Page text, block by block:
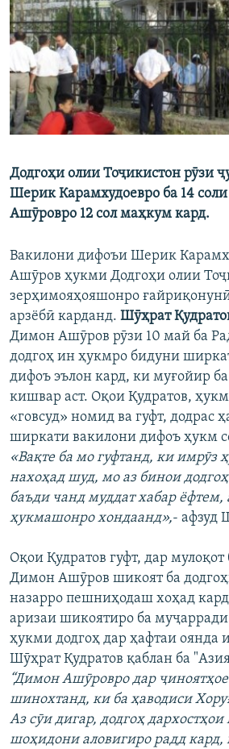
ГУЗОРИШҲОИ РАДИОӢ
Русский
ПАЙГИРӢ КУНЕД
Ҳамаи сомонаҳои RFE/RL
Додгоҳи олии Тоҷикистон рӯзи
Шерик Карамхудоевро ба 14
Ашӯровро 12 сол маҳкум кард.
Вакилони дифоъи Шерик
Ашӯров ҳукми Додгоҳи олии
зерҳимояҳояшонро
арзёбӣ карданд. Шӯҳрат
Димон Ашӯров рӯзи 10 май ба
додгоҳ ин ҳукмро бидуни
дифоъ эълон кард, ки муғойир
кишвар аст. Оқои Қудратов,
«говсуд» номид ва гуфт, додрас
ширкати вакилони дифоъ ҳукм
«Вақте ба мо гуфтанд, ки имрӯз
нахоҳад шуд, мо аз бинои
баъди чанд муддат хабар ёфтем,
ҳукмашонро хондаанд»,- афзуд
Оқои Қудратов гуфт, дар
Димон Ашӯров шикоят ба
назарро пешниҳодаш хоҳад кард
аризаи шикоятиро ба муҷарради
ҳукми додгоҳ дар ҳафтаи оянда
Шӯҳрат Қудратов қаблан ба
“Димон Ашӯровро дар
шинохтанд, ки ба ҳаводиси
Аз сӯи дигар, додгоҳ
шоҳидони аловигиро радд кард,